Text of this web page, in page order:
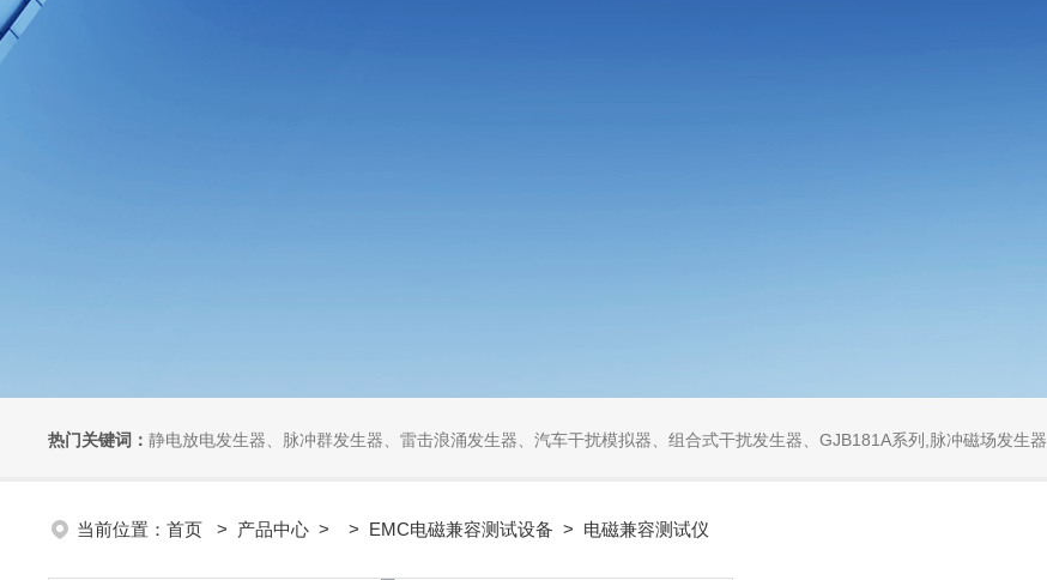
热门关键词： 静电放电发生器、脉冲群发生器、雷击浪涌发生器、汽车干扰模拟器、组合式干扰发生器、GJB181A系列,脉冲磁场发生器,工频磁场发生器,衰减振荡波发生器,同轴衰减器,同轴负载
当前位置： 首页 > 产品中心 > > EMC电磁兼容测试设备 > 电磁兼容测试仪